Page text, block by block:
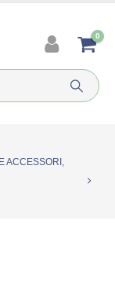
0
ACCESSORI ,